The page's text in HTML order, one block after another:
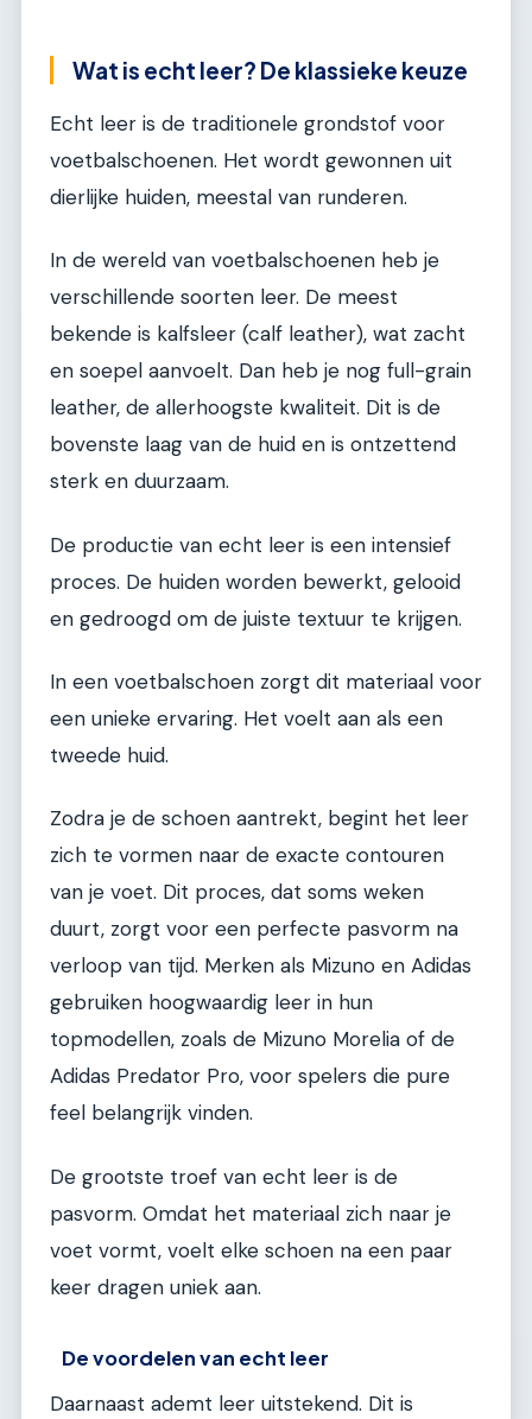
Wat is echt leer? De klassieke keuze
Echt leer is de traditionele grondstof voor
voetbalschoenen. Het wordt gewonnen uit
dierlijke huiden, meestal van runderen.
In de wereld van voetbalschoenen heb je
verschillende soorten leer. De meest
bekende is kalfsleer (calf leather), wat zacht
en soepel aanvoelt. Dan heb je nog full-grain
leather, de allerhoogste kwaliteit. Dit is de
bovenste laag van de huid en is ontzettend
sterk en duurzaam.
De productie van echt leer is een intensief
proces. De huiden worden bewerkt, gelooid
en gedroogd om de juiste textuur te krijgen.
In een voetbalschoen zorgt dit materiaal voor
een unieke ervaring. Het voelt aan als een
tweede huid.
Zodra je de schoen aantrekt, begint het leer
zich te vormen naar de exacte contouren
van je voet. Dit proces, dat soms weken
duurt, zorgt voor een perfecte pasvorm na
verloop van tijd. Merken als Mizuno en Adidas
gebruiken hoogwaardig leer in hun
topmodellen, zoals de Mizuno Morelia of de
Adidas Predator Pro, voor spelers die pure
feel belangrijk vinden.
De grootste troef van echt leer is de
pasvorm. Omdat het materiaal zich naar je
voet vormt, voelt elke schoen na een paar
keer dragen uniek aan.
De voordelen van echt leer
Daarnaast ademt leer uitstekend. Dit is